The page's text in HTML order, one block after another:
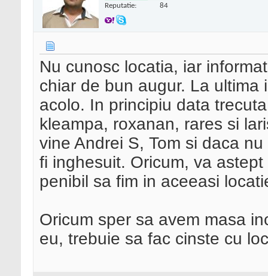
Reputatie: 84
Nu cunosc locatia, iar
chiar de bun augur. La
acolo. In principiu data
kleampa, roxanan, rares si
vine Andrei S, Tom si daca
fi inghesuit. Oricum, va
penibil sa fim in aceeasi
Oricum sper sa avem masa
eu, trebuie sa fac cinste cu